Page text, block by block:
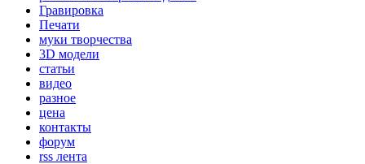
Гравировка
Печати
муки творчества
3D модели
статьи
видео
разное
цена
контакты
форум
rss лента